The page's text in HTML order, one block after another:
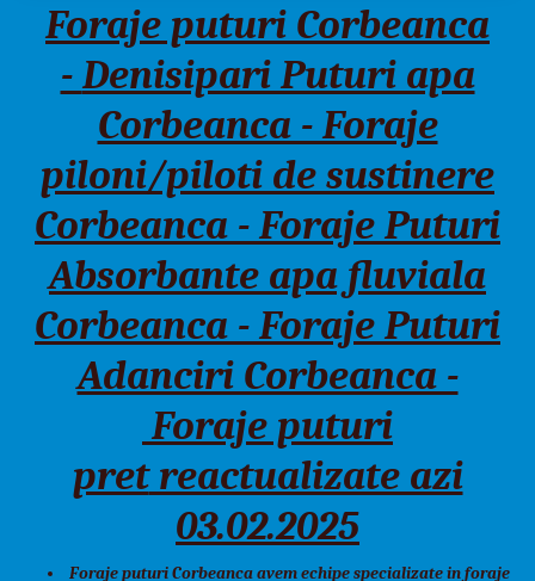
Foraje puturi Corbeanca
- Denisipari Puturi apa
Corbeanca - Foraje
piloni/piloti de sustinere
Corbeanca - Foraje Puturi
Absorbante apa fluviala
Corbeanca - Foraje Puturi
Adanciri Corbeanca -
Foraje puturi
pretreactualizate azi
03.02.2025
Foraje puturi Corbeanca avem echipe specializate in foraje